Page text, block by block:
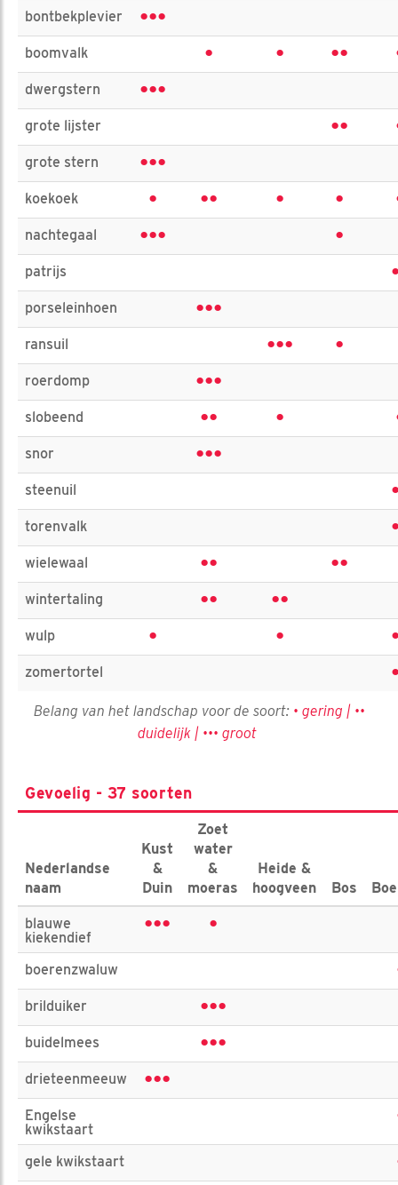
bontbekplevier •••
boomvalk • • ••
dwergstern •••
grote lijster ••
grote stern •••
koekoek • •• • •
nachtegaal ••• •
patrijs
porseleinhoen •••
ransuil ••• •
roerdomp •••
slobeend •• •
snor •••
steenuil
torenvalk
wielewaal •• ••
wintertaling •• ••
wulp • •
zomertortel
Belang van het landschap voor de soort: • gering | ••
duidelijk | ••• groot
Gevoelig - 37 soorten
Nederlandse
naam
Kust
&
Duin
Zoet
water
&
moeras
Heide &
hoogveen
Bos
blauwe
kiekendief
••• •
boerenzwaluw
brilduiker •••
buidelmees •••
drieteenmeeuw •••
Engelse
kwikstaart
gele kwikstaart